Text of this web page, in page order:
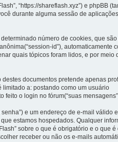
“https://shareflash.xyz”) e phpBB
durante alguma sessão de
número de cookies, que
id”), automaticamente
quais tópicos foram lidos, e por meio
documentos pretende apenas
limitado a: postando como um usuário
feito o login no fórum(“suas
e um endereço de e-mail válido e
estamos hospedados. Qualquer
sobre o que é obrigatório e o que
receber ou não os e-mails